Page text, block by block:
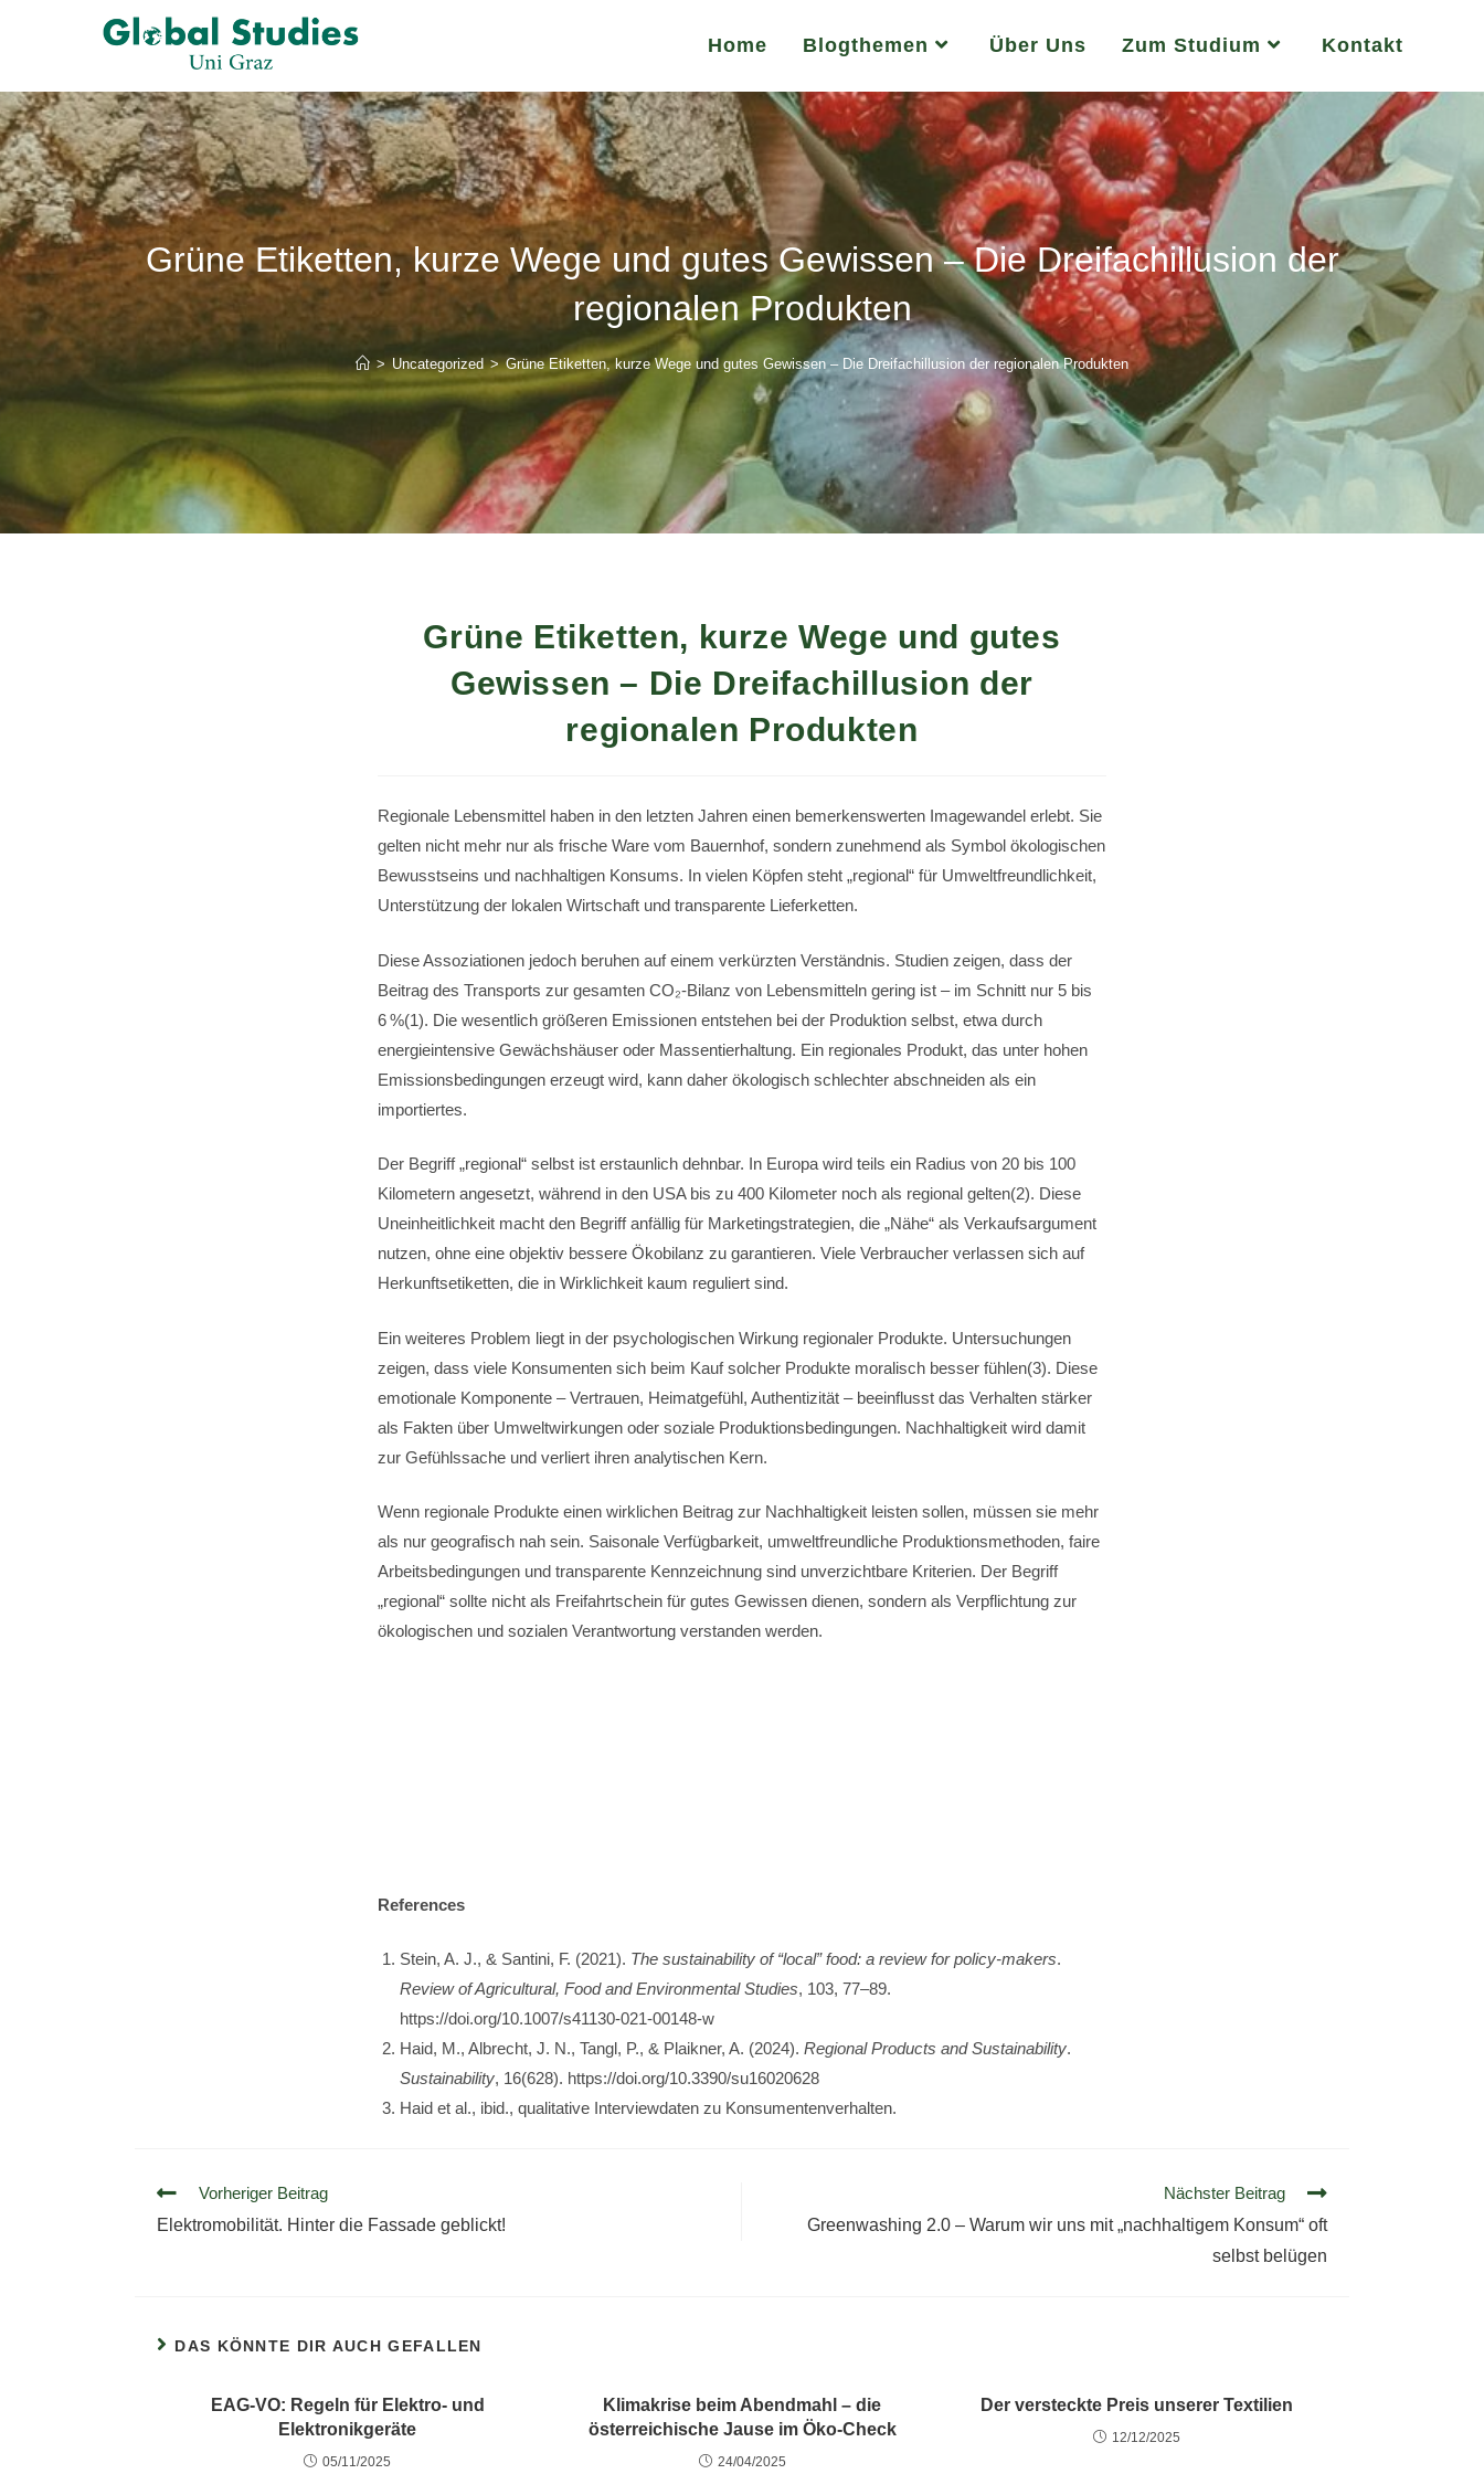
Home Blogthemen Über Uns Zum Studium Kontakt
Grüne Etiketten, kurze Wege und gutes Gewissen – Die Dreifachillusion der
regionalen Produkten
> Uncategorized > Grüne Etiketten, kurze Wege und gutes Gewissen – Die Dreifachillusion der regionalen Produkten
Grüne Etiketten, kurze Wege und gutes
Gewissen – Die Dreifachillusion der
regionalen Produkten
Regionale Lebensmittel haben in den letzten Jahren einen bemerkenswerten Imagewandel erlebt. Sie
gelten nicht mehr nur als frische Ware vom Bauernhof, sondern zunehmend als Symbol ökologischen
Bewusstseins und nachhaltigen Konsums. In vielen Köpfen steht „regional“ für Umweltfreundlichkeit,
Unterstützung der lokalen Wirtschaft und transparente Lieferketten.
Diese Assoziationen jedoch beruhen auf einem verkürzten Verständnis. Studien zeigen, dass der
Beitrag des Transports zur gesamten CO₂-Bilanz von Lebensmitteln gering ist – im Schnitt nur 5 bis
6 %(1). Die wesentlich größeren Emissionen entstehen bei der Produktion selbst, etwa durch
energieintensive Gewächshäuser oder Massentierhaltung. Ein regionales Produkt, das unter hohen
Emissionsbedingungen erzeugt wird, kann daher ökologisch schlechter abschneiden als ein
importiertes.
Der Begriff „regional“ selbst ist erstaunlich dehnbar. In Europa wird teils ein Radius von 20 bis 100
Kilometern angesetzt, während in den USA bis zu 400 Kilometer noch als regional gelten(2). Diese
Uneinheitlichkeit macht den Begriff anfällig für Marketingstrategien, die „Nähe“ als Verkaufsargument
nutzen, ohne eine objektiv bessere Ökobilanz zu garantieren. Viele Verbraucher verlassen sich auf
Herkunftsetiketten, die in Wirklichkeit kaum reguliert sind.
Ein weiteres Problem liegt in der psychologischen Wirkung regionaler Produkte. Untersuchungen
zeigen, dass viele Konsumenten sich beim Kauf solcher Produkte moralisch besser fühlen(3). Diese
emotionale Komponente – Vertrauen, Heimatgefühl, Authentizität – beeinflusst das Verhalten stärker
als Fakten über Umweltwirkungen oder soziale Produktionsbedingungen. Nachhaltigkeit wird damit
zur Gefühlssache und verliert ihren analytischen Kern.
Wenn regionale Produkte einen wirklichen Beitrag zur Nachhaltigkeit leisten sollen, müssen sie mehr
als nur geografisch nah sein. Saisonale Verfügbarkeit, umweltfreundliche Produktionsmethoden, faire
Arbeitsbedingungen und transparente Kennzeichnung sind unverzichtbare Kriterien. Der Begriff
„regional“ sollte nicht als Freifahrtschein für gutes Gewissen dienen, sondern als Verpflichtung zur
ökologischen und sozialen Verantwortung verstanden werden.
References
Stein, A. J., & Santini, F. (2021). The sustainability of “local” food: a review for policy-makers.
Review of Agricultural, Food and Environmental Studies, 103, 77–89.
https://doi.org/10.1007/s41130-021-00148-w
Haid, M., Albrecht, J. N., Tangl, P., & Plaikner, A. (2024). Regional Products and Sustainability.
Sustainability, 16(628). https://doi.org/10.3390/su16020628
Haid et al., ibid., qualitative Interviewdaten zu Konsumentenverhalten.
Vorheriger Beitrag
Elektromobilität. Hinter die Fassade geblickt!
Nächster Beitrag
Greenwashing 2.0 – Warum wir uns mit „nachhaltigem Konsum“ oft
selbst belügen
DAS KÖNNTE DIR AUCH GEFALLEN
EAG-VO: Regeln für Elektro- und
Elektronikgeräte
05/11/2025
Klimakrise beim Abendmahl – die
österreichische Jause im Öko-Check
24/04/2025
Der versteckte Preis unserer Textilien
12/12/2025